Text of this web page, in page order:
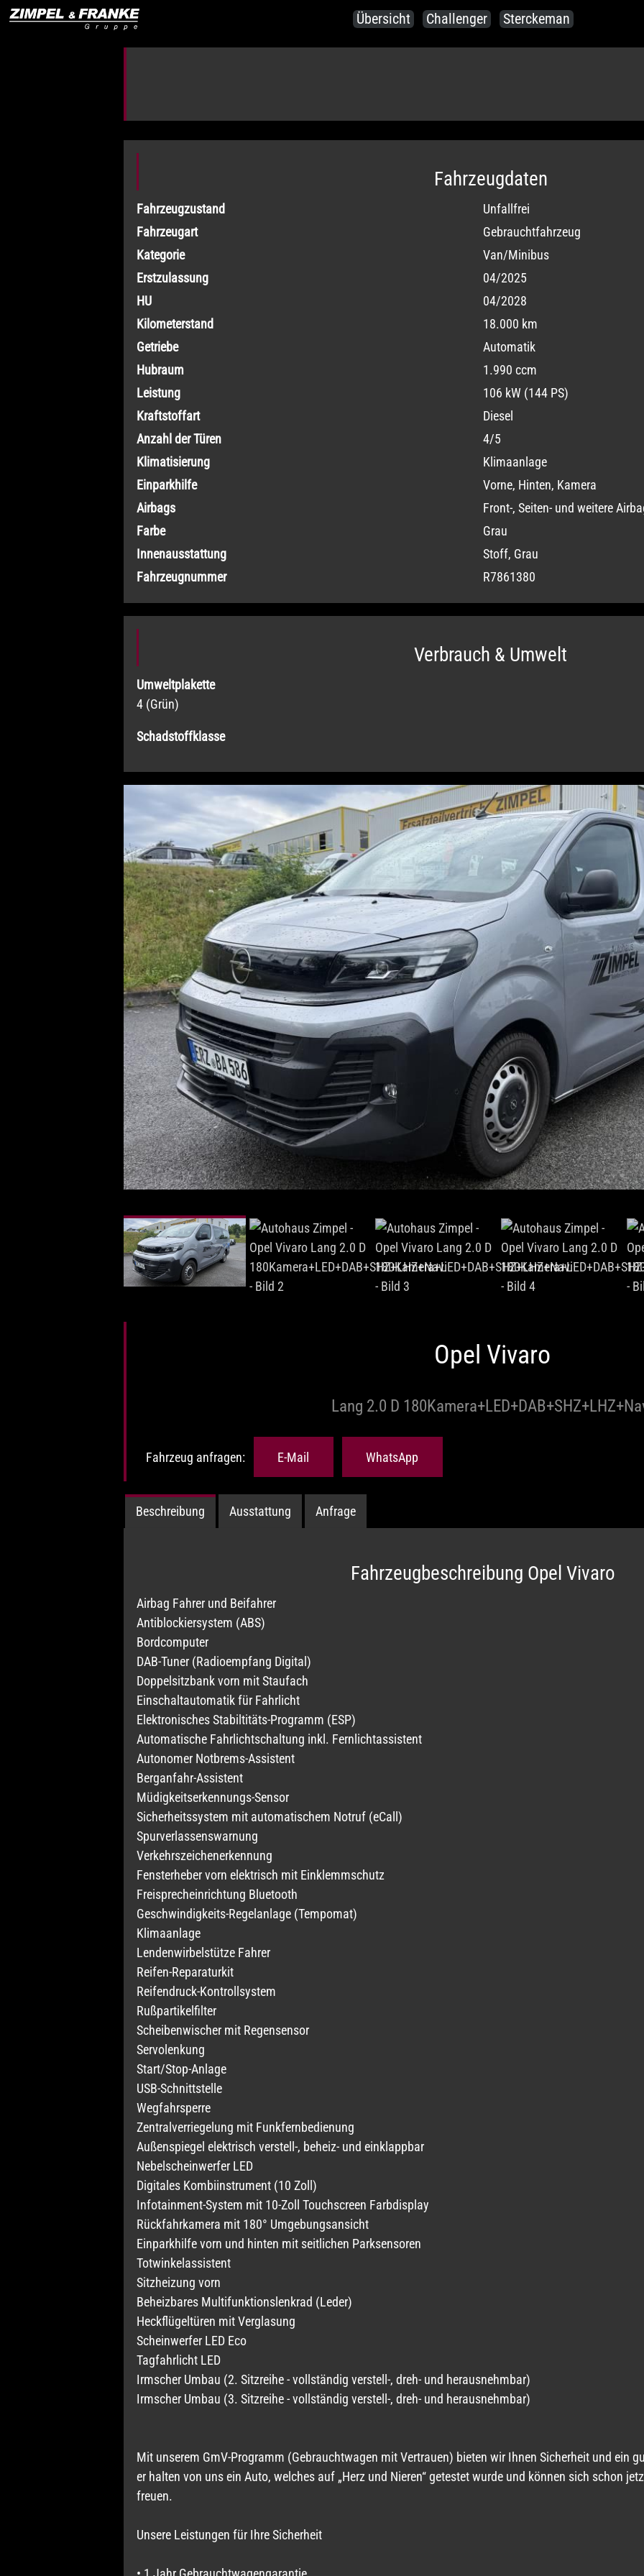
Übersicht Challenger Sterckeman
Fahrzeugdaten
Fahrzeugzustand
Unfallfrei
Fahrzeugart
Gebrauchtfahrzeug
Kategorie
Van/Minibus
Erstzulassung
04/2025
HU
04/2028
Kilometerstand
18.000 km
Getriebe
Automatik
Hubraum
1.990 ccm
Leistung
106 kW (144 PS)
Kraftstoffart
Diesel
Anzahl der Türen
4/5
Klimatisierung
Klimaanlage
Einparkhilfe
Vorne, Hinten, Kamera
Airbags
Front-, Seiten- und weitere
Farbe
Grau
Innenausstattung
Stoff, Grau
Fahrzeugnummer
R7861380
Verbrauch & Umwelt
Umweltplakette
4 (Grün)
Schadstoffklasse
Opel Vivaro
Lang 2.0 D
Fahrzeug anfragen: E-Mail WhatsApp
Beschreibung Ausstattung Anfrage
Fahrzeugbeschreibung Opel Vivaro
Airbag Fahrer und Beifahrer
Antiblockiersystem (ABS)
Bordcomputer
DAB-Tuner (Radioempfang Digital)
Doppelsitzbank vorn mit Staufach
Einschaltautomatik für Fahrlicht
Elektronisches Stabiltitäts-Programm (ESP)
Automatische Fahrlichtschaltung inkl. Fernlichtassistent
Autonomer Notbrems-Assistent
Berganfahr-Assistent
Müdigkeitserkennungs-Sensor
Sicherheitssystem mit automatischem Notruf (eCall)
Spurverlassenswarnung
Verkehrszeichenerkennung
Fensterheber vorn elektrisch mit Einklemmschutz
Freisprecheinrichtung Bluetooth
Geschwindigkeits-Regelanlage (Tempomat)
Klimaanlage
Lendenwirbelstütze Fahrer
Reifen-Reparaturkit
Reifendruck-Kontrollsystem
Rußpartikelfilter
Scheibenwischer mit Regensensor
Servolenkung
Start/Stop-Anlage
USB-Schnittstelle
Wegfahrsperre
Zentralverriegelung mit Funkfernbedienung
Außenspiegel elektrisch verstell-, beheiz- und einklappbar
Nebelscheinwerfer LED
Digitales Kombiinstrument (10 Zoll)
Infotainment-System mit 10-Zoll Touchscreen Farbdisplay
Rückfahrkamera mit 180° Umgebungsansicht
Einparkhilfe vorn und hinten mit seitlichen Parksensoren
Totwinkelassistent
Sitzheizung vorn
Beheizbares Multifunktionslenkrad (Leder)
Heckflügeltüren mit Verglasung
Scheinwerfer LED Eco
Tagfahrlicht LED
Irmscher Umbau (2. Sitzreihe - vollständig verstell-, dreh- und herausnehmbar)
Irmscher Umbau (3. Sitzreihe - vollständig verstell-, dreh- und herausnehmbar)
Mit unserem GmV-Programm (Gebrauchtwagen mit Vertrauen) bieten wir Ihnen Sicherheit und ein
er halten von uns ein Auto, welches auf „Herz und Nieren“ getestet wurde und können sich schon
freuen.
Unsere Leistungen für Ihre Sicherheit